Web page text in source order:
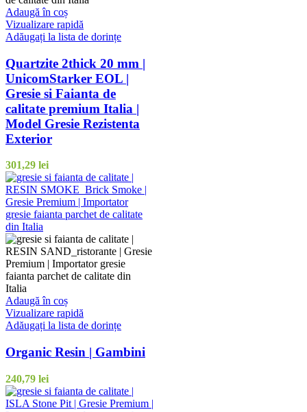
Adaugă în coș
Vizualizare rapidă
Adăugați la lista de dorințe
Quartzite 2thick 20 mm |
UnicomStarker EOL |
Gresie si Faianta de
calitate premium Italia |
Model Gresie Rezistenta
Exterior
301,29 lei
Adaugă în coș
Vizualizare rapidă
Adăugați la lista de dorințe
Organic Resin | Gambini
240,79 lei